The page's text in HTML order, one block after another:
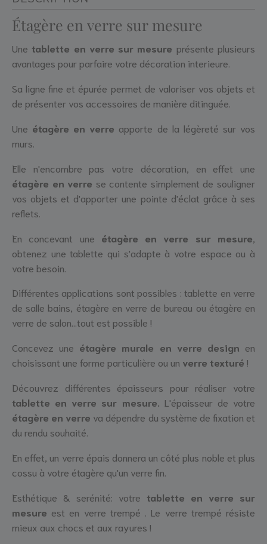
Étagère en verre sur mesure
Une tablette en verre sur mesure présente plusieurs
avantages pour parfaire votre décoration interieure.
Sa ligne fine et épurée permet de valoriser vos objets et
de présenter vos accessoires de manière ditinguée.
Une étagère en verre apporte de la légèreté sur vos
murs.
Elle n'encombre pas votre décoration, en effet une
étagère en verre se contente simplement de souligner
vos objets et d'apporter une pointe d'éclat grâce à ses
reflets.
En concevant une étagère en verre sur mesure
obtenez une tablette qui s'adapte à votre espace ou à
votre besoin.
Différentes applications sont possibles : tablette en verre
de salle bains, étagère en verre de bureau ou étagère en
verre de salon...tout est possible !
Concevez une étagère murale en verre design en
choisissant une forme particulière ou un verre texturé !
Découvrez différentes épaisseurs pour réaliser votre
tablette en verre sur mesure. L'épaisseur de votre
étagère en verre va dépendre du système de fixation et
du rendu souhaité.
En effet, un verre épais donnera un côté plus noble et plus
cossu à votre étagère qu'un verre fin.
Esthétique & serénité: votre tablette en verre sur
mesure est en verre trempé . Le verre trempé résiste
mieux aux chocs et aux rayures !